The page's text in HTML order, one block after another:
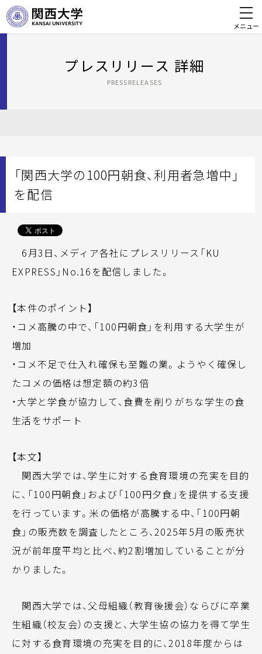
メニュー
プレスリリース 詳細
PRESSRELEASES
「関西大学の100円朝食、利用者急増中」
を配信
6月3日、メディア各社にプレスリリース「KU
EXPRESS」No.16を配信しました。
【本件のポイント】
・コメ高騰の中で、「100円朝食」を利用する大学生が
増加
・コメ不足で仕入れ確保も至難の業。ようやく確保し
たコメの価格は想定額の約3倍
・大学と学食が協力して、食費を削りがちな学生の食
生活をサポート
【本文】
関西大学では、学生に対する食育環境の充実を目的
に、「100円朝食」および「100円夕食」を提供する支援
を行っています。米の価格が高騰する中、「100円朝
食」の販売数を調査したところ、2025年5月の販売状
況が前年度平均と比べ、約2割増加していることが分
かりました。
関西大学では、父母組織（教育後援会）ならびに卒業
生組織（校友会）の支援と、大学生協の協力を得て学生
に対する食育環境の充実を目的に、2018年度からは